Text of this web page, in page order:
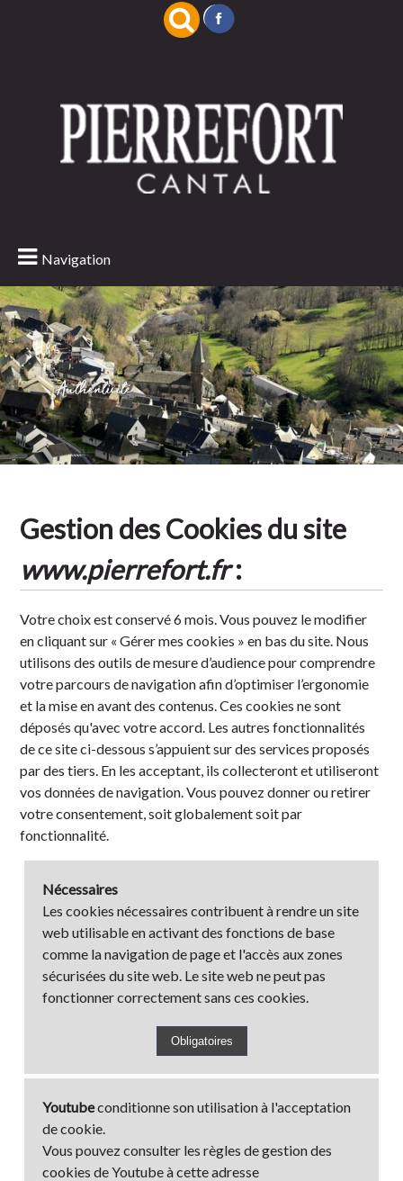
Navigation
Authenticité
Gestion des Cookies du site
www.pierrefort.fr:
Votre choix est conservé 6 mois. Vous pouvez le modifier
en cliquant sur « Gérer mes cookies » en bas du site. Nous
utilisons des outils de mesure d’audience pour comprendre
votre parcours de navigation afin d’optimiser l’ergonomie
et la mise en avant des contenus. Ces cookies ne sont
déposés qu'avec votre accord. Les autres fonctionnalités
de ce site ci-dessous s’appuient sur des services proposés
par des tiers. En les acceptant, ils collecteront et utiliseront
vos données de navigation. Vous pouvez donner ou retirer
votre consentement, soit globalement soit par
fonctionnalité.
Nécessaires
Les cookies nécessaires contribuent à rendre un site
web utilisable en activant des fonctions de base
comme la navigation de page et l'accès aux zones
sécurisées du site web. Le site web ne peut pas
fonctionner correctement sans ces cookies.
Youtubeconditionne son utilisation à l'acceptation
de cookie.
Vous pouvez consulter les règles de gestion des
cookies de Youtube à cette adresse